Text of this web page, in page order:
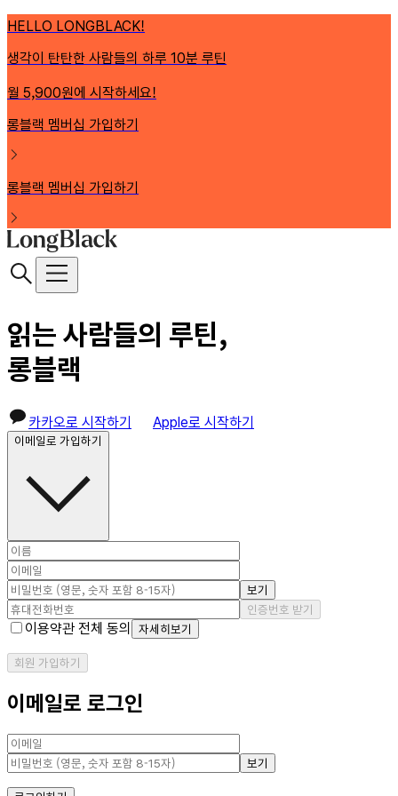
HELLO LONGBLACK!
생각이 탄탄한 사람들의 하루 10분 루틴
월 5,900원에 시작하세요!
롱블랙 멤버십 가입하기
롱블랙 멤버십 가입하기
읽는 사람들의 루틴,
롱블랙
카카오로 시작하기 Apple로 시작하기
이메일로 가입하기
보기
인증번호 받기
이용약관 전체 동의 자세히보기
회원 가입하기
이메일로 로그인
보기